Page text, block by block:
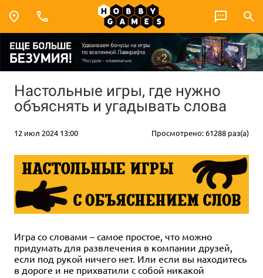
Настольные игры, где нужно
объяснять и угадывать слова
12 июл 2024 13:00 Просмотрено: 61288 раз(а)
Игра со словами – самое простое, что можно
придумать для развлечения в компании друзей,
если под рукой ничего нет. Или если вы находитесь
в дороге и не прихватили с собой никакой